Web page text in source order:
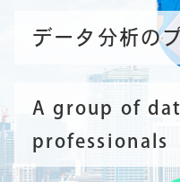
データ分析の
A group of
professionals